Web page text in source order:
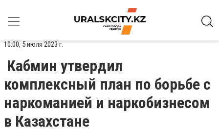
10:00, 5 июля 2023 г.
Кабмин утвердил
комплексный план по борьбе с
наркоманией и наркобизнесом
в Казахстане